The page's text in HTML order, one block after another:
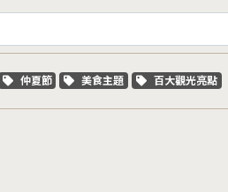
關鍵字標籤
仲夏節 關鍵字標籤
美食主題 關鍵字標籤
百大觀光亮點